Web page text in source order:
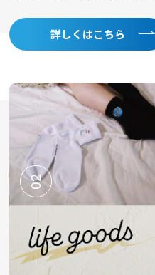
2025/03/06
靴下のオリジナル制作、小ロッ
イベントやノベルティに最適
2025/01/06
新年のご挨拶
2024/12/12
年賀状じまいのお知らせ
2024/12/03
年末年始休業のお知らせ
詳しくはこちら
02